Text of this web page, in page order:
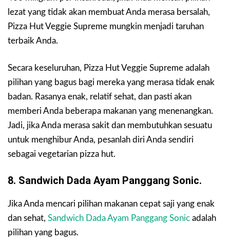
lezat yang tidak akan membuat Anda merasa bersalah,
Pizza Hut Veggie Supreme mungkin menjadi taruhan
terbaik Anda.
Secara keseluruhan, Pizza Hut Veggie Supreme adalah
pilihan yang bagus bagi mereka yang merasa tidak enak
badan. Rasanya enak, relatif sehat, dan pasti akan
memberi Anda beberapa makanan yang menenangkan.
Jadi, jika Anda merasa sakit dan membutuhkan sesuatu
untuk menghibur Anda, pesanlah diri Anda sendiri
sebagai vegetarian pizza hut.
8. Sandwich Dada Ayam Panggang Sonic.
Jika Anda mencari pilihan makanan cepat saji yang enak
dan sehat, Sandwich Dada Ayam Panggang Sonic adalah
pilihan yang bagus.